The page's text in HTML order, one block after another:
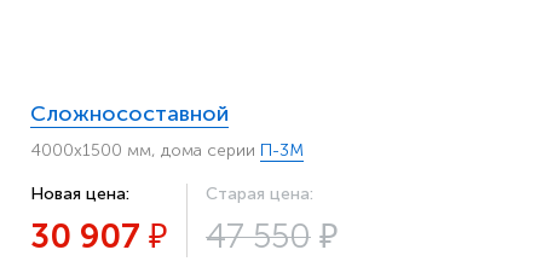
Сложносоставной
4000х1500 мм, дома серии П-3М
Новая цена:
30 907 ₽
Старая цена:
47 550 ₽